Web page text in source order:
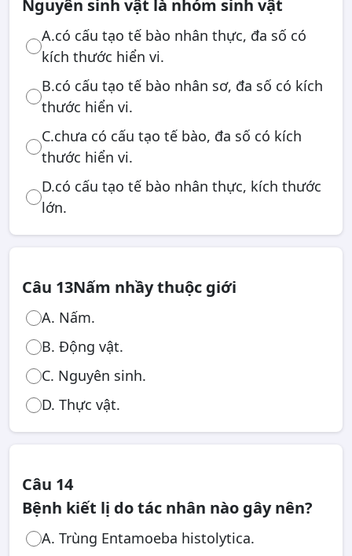
Nguyên sinh vật là nhóm sinh vật
A.có cấu tạo tế bào nhân thực, đa số có
kích thước hiển vi.
B.có cấu tạo tế bào nhân sơ, đa số có kích
thước hiển vi.
C.chưa có cấu tạo tế bào, đa số có kích
thước hiển vi.
D.có cấu tạo tế bào nhân thực, kích thước
lớn.
Câu 13Nấm nhầy thuộc giới
A. Nấm.
B. Động vật.
C. Nguyên sinh.
D. Thực vật.
Câu 14
Bệnh kiết lị do tác nhân nào gây nên?
A. Trùng Entamoeba histolytica.